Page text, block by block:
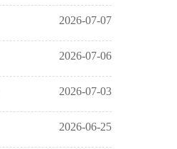
2026-07-07
2026-07-06
2026-07-03
2026-06-25